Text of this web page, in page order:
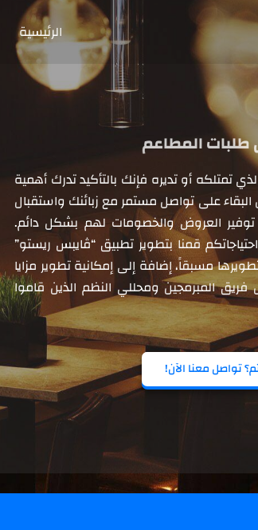
الرئيسية
تمتلكه أو تديره فإنك بالتأكيد تدرك أهمية
على تواصل مستمر مع زبائنك واستقبال
توفير العروض والخصومات لهم بشكل دائم.
قمنا بتطوير تطبيق “ڤايبس ريستو”
مسبقاً، إضافة إلى إمكانية تطوير مزايا
المبرمجين ومحللي النظم الذين قاموا
تواصل معنا الآن!